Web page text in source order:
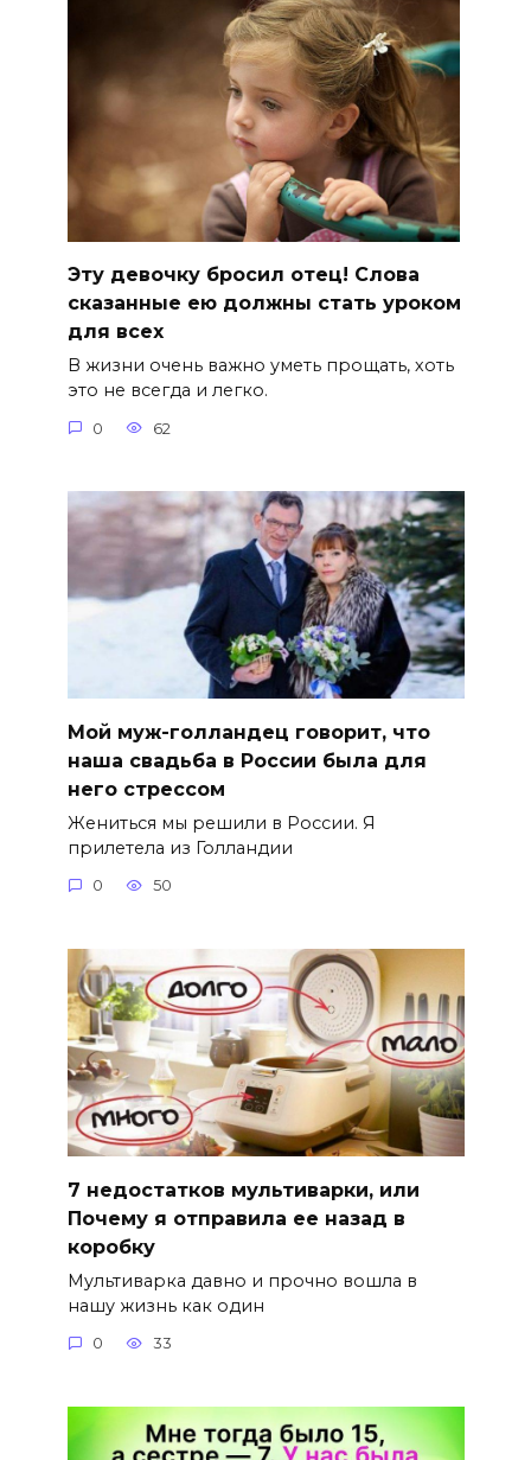
Эту девочку бросил отец! Слова
сказанные ею должны стать уроком
для всех
В жизни очень важно уметь прощать, хоть
это не всегда и легко.
0 62
Мой муж-голландец говорит, что
наша свадьба в России была для
него стрессом
Жениться мы решили в России. Я
прилетела из Голландии
0 50
7 недостатков мультиварки, или
Почему я отправила ее назад в
коробку
Мультиварка давно и прочно вошла в
нашу жизнь как один
0 33